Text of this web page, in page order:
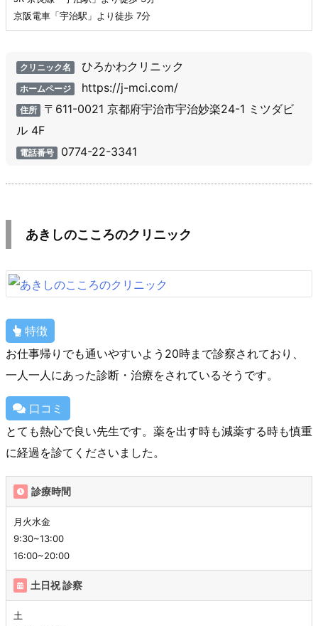
京阪電車「宇治駅」より徒歩 7分
クリニック名 ひろかわクリニック
ホームページ https://j-mci.com/
住所 〒611-0021 京都府宇治市宇治妙楽24-1 ミツダビ
ル 4F
電話番号 0774-22-3341
あきしのこころのクリニック
特徴
お仕事帰りでも通いやすいよう20時まで診察されており、
一人一人にあった診断・治療をされているそうです。
口コミ
とても熱心で良い先生です。薬を出す時も減薬する時も慎重
に経過を診てくださいました。
診療時間
月火水金
9:30~13:00
16:00~20:00
土日祝 診察
土